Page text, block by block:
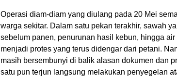
Operasi diam-diam yang diulang pada 20 Mei
warga sekitar. Dalam satu pekan terakhir, sawah
sebelum panen, penurunan hasil kebun, hingga
menjadi protes yang terus didengar dari petani.
masih bersembunyi di balik alasan dokumen dan
satu pun terjun langsung melakukan penyegelan